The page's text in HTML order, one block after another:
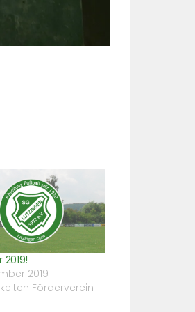
2019
Förderverein